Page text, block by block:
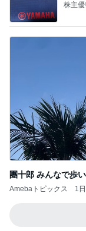
株主
團十郎 みんなで歩
Amebaトピックス 1